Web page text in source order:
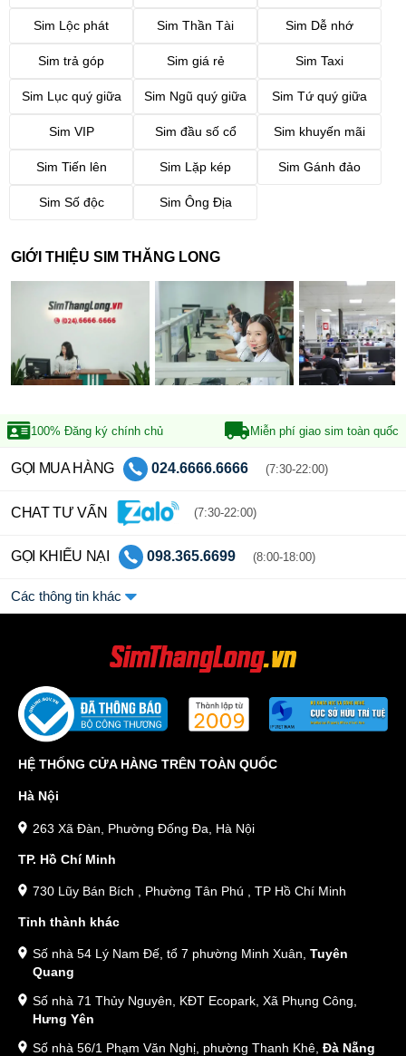
Sim Lộc phát Sim Thần Tài Sim Dễ nhớ
Sim trả góp Sim giá rẻ Sim Taxi
Sim Lục quý giữa Sim Ngũ quý giữa Sim Tứ quý giữa
Sim VIP Sim đầu số cổ Sim khuyến mãi
Sim Tiến lên Sim Lặp kép Sim Gánh đảo
Sim Số độc Sim Ông Địa
GIỚI THIỆU SIM THĂNG LONG
100% Đăng ký chính chủ Miễn phí giao sim toàn quốc
GỌI MUA HÀNG 024.6666.6666 (7:30-22:00)
CHAT TƯ VẤN (7:30-22:00)
GỌI KHIẾU NẠI 098.365.6699 (8:00-18:00)
Các thông tin khác
HỆ THỐNG CỬA HÀNG TRÊN TOÀN QUỐC
Hà Nội
263 Xã Đàn, Phường Đống Đa, Hà Nội
TP. Hồ Chí Minh
730 Lũy Bán Bích , Phường Tân Phú , TP Hồ Chí Minh
Tỉnh thành khác
Số nhà 54 Lý Nam Đế, tổ 7 phường Minh Xuân, Tuyên
Quang
Số nhà 71 Thủy Nguyên, KĐT Ecopark, Xã Phụng Công,
Hưng Yên
Số nhà 56/1 Phạm Văn Nghị, phường Thanh Khê, Đà Nẵng